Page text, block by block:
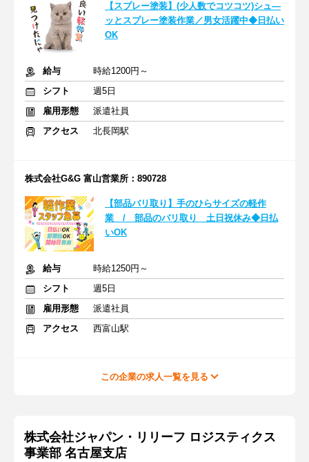
【スプレー塗装】(少人数でコツコツ)シュ―
ッとスプレー塗装作業／男女活躍中◆日払い
OK
給与
時給1200円～
シフト
週5日
雇用形態
派遣社員
アクセス
北長岡駅
株式会社G&G 富山営業所：890728
【部品バリ取り】手のひらサイズの軽作
業 / 部品のバリ取り 土日祝休み◆日払
いOK
給与
時給1250円～
シフト
週5日
雇用形態
派遣社員
アクセス
西富山駅
この企業の求人一覧を見る
株式会社ジャパン・リリーフ ロジスティクス
事業部 名古屋支店